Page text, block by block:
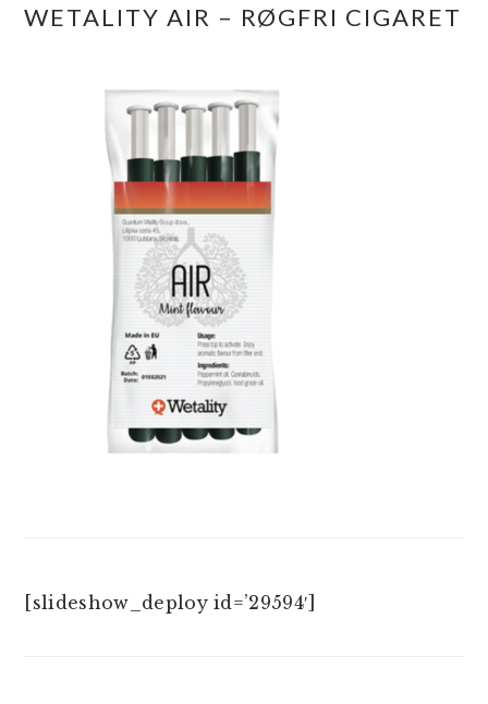
WETALITY AIR – RØGFRI CIGARET
[slideshow_deploy id=’29594′]